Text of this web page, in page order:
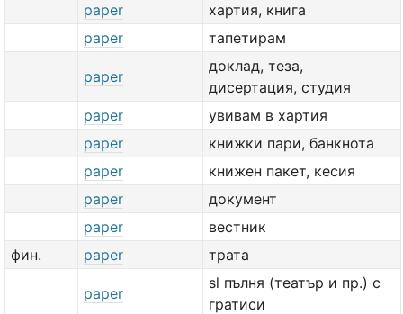
paper
хартия, книга
paper
тапетирам
paper
доклад, теза,
дисертация, студия
paper
увивам в хартия
paper
книжки пари, банкнота
paper
книжен пакет, кесия
paper
документ
paper
вестник
фин.
paper трата
paper
sl пълня (театър и пр.) с
гратиси